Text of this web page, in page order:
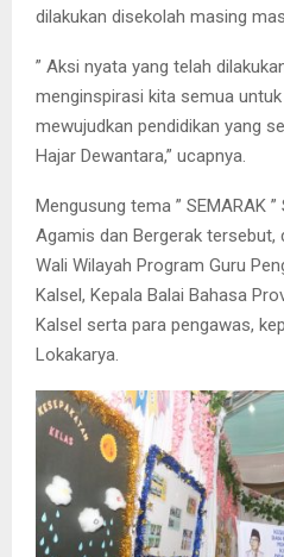
dilakukan disekolah masing
” Aksi nyata yang telah
menginspirasi kita semua
mewujudkan pendidikan yang
Hajar Dewantara,” ucapnya.
Mengusung tema ” SEMARAK
Agamis dan Bergerak tersebut,
Wali Wilayah Program Guru
Kalsel, Kepala Balai Bahasa
Kalsel serta para pengawas,
Lokakarya.